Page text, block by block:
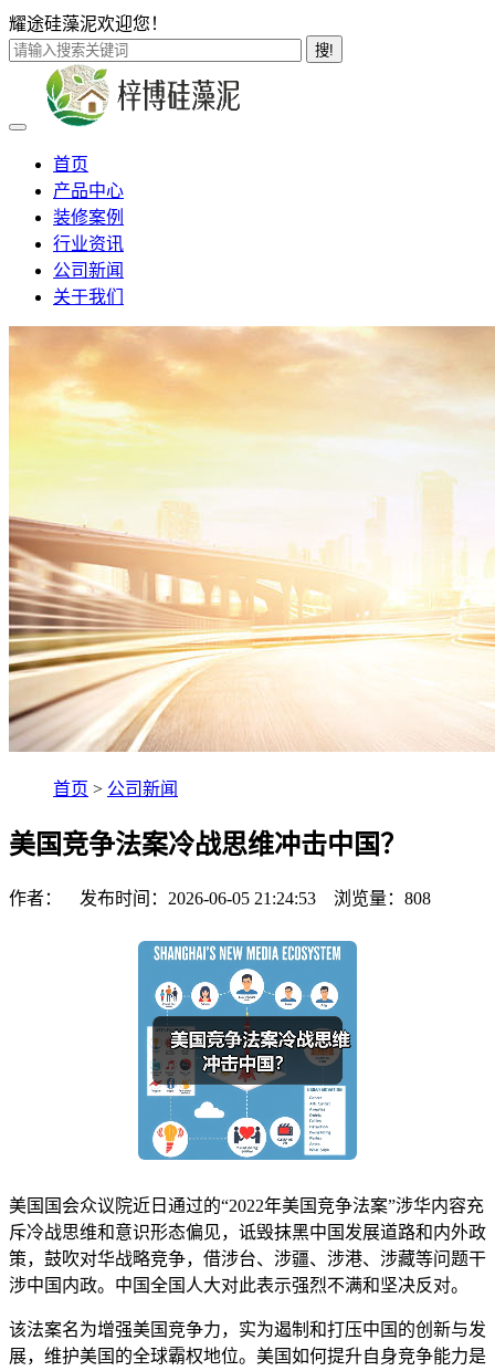
耀途硅藻泥欢迎您！
搜!
首页
产品中心
装修案例
行业资讯
公司新闻
关于我们
首页 > 公司新闻
美国竞争法案冷战思维冲击中国？
作者： 发布时间：2026-06-05 21:24:53 浏览量： 808
美国国会众议院近日通过的“2022年美国竞争法案”涉华内容充
斥冷战思维和意识形态偏见，诋毁抹黑中国发展道路和内外政
策，鼓吹对华战略竞争，借涉台、涉疆、涉港、涉藏等问题干
涉中国内政。中国全国人大对此表示强烈不满和坚决反对。
该法案名为增强美国竞争力，实为遏制和打压中国的创新与发
展，维护美国的全球霸权地位。美国如何提升自身竞争能力是